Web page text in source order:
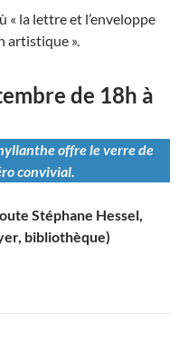
« la lettre et l’enveloppe
artistique ».
de 18h à
offre le verre de
convivial.
Stéphane Hessel,
bibliothèque)